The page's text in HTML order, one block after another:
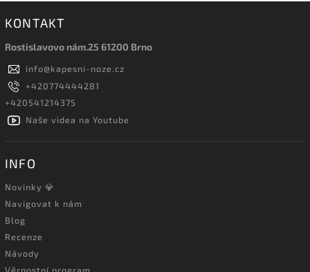
KONTAKT
Rostislavovo nám.25 61200 Brno
info@kapesni-noze.cz
+420774444281
+420541214375
Naše videa na Youtube
INFO
Novinky 💎
Navigovat k nám
Blog
Recenze
Návody